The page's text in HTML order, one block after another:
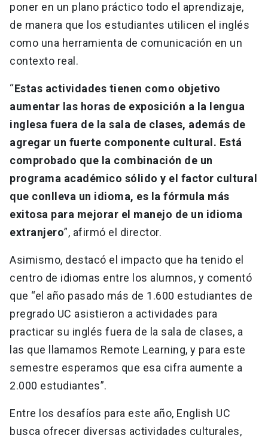
poner en un plano práctico todo el aprendizaje,
de manera que los estudiantes utilicen el inglés
como una herramienta de comunicación en un
contexto real.
“Estas actividades tienen como objetivo
aumentar las horas de exposición a la lengua
inglesa fuera de la sala de clases, además de
agregar un fuerte componente cultural. Está
comprobado que la combinación de un
programa académico sólido y el factor cultural
que conlleva un idioma, es la fórmula más
exitosa para mejorar el manejo de un idioma
extranjero”, afirmó el director.
Asimismo, destacó el impacto que ha tenido el
centro de idiomas entre los alumnos, y comentó
que “el año pasado más de 1.600 estudiantes de
pregrado UC asistieron a actividades para
practicar su inglés fuera de la sala de clases, a
las que llamamos Remote Learning, y para este
semestre esperamos que esa cifra aumente a
2.000 estudiantes”.
Entre los desafíos para este año, English UC
busca ofrecer diversas actividades culturales,